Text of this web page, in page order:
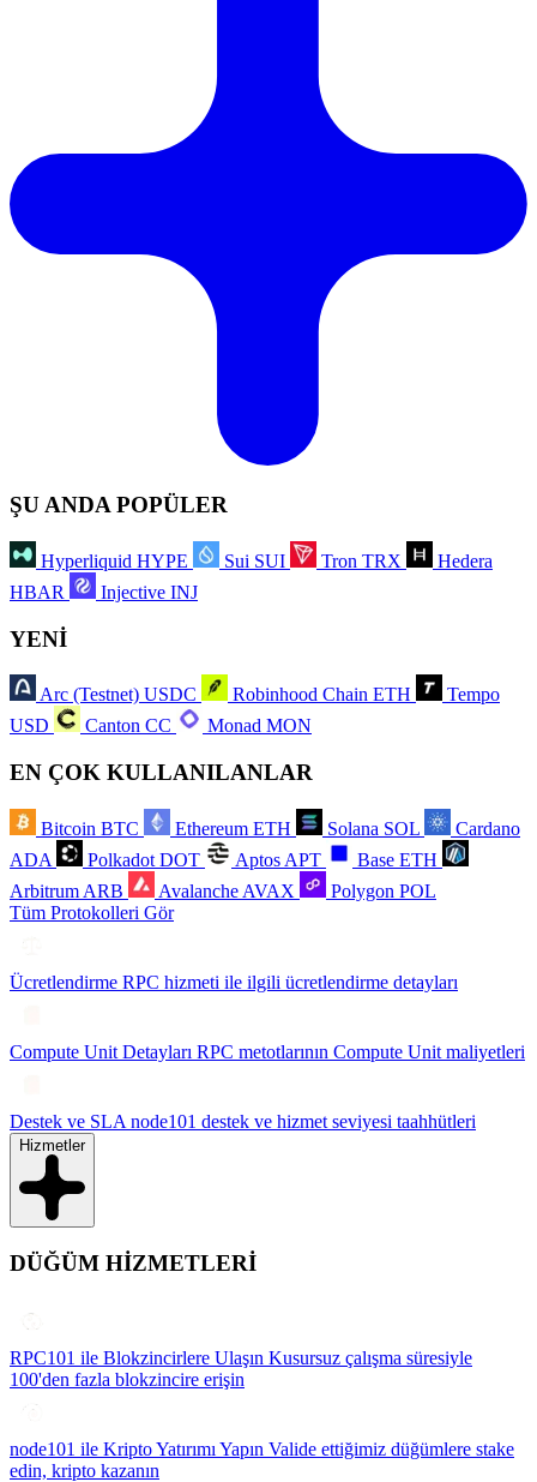
ŞU ANDA POPÜLER
Hyperliquid HYPE Sui SUI Tron TRX
Hedera
HBAR
Injective INJ
YENİ
Arc (Testnet) USDC Robinhood Chain ETH
Tempo
USD
Canton CC Monad MON
EN ÇOK KULLANILANLAR
Bitcoin BTC Ethereum ETH Solana SOL
Cardano
ADA
Polkadot DOT Aptos APT Base ETH
Arbitrum ARB Avalanche AVAX Polygon POL
Tüm Protokolleri Gör
Ücretlendirme RPC hizmeti ile ilgili ücretlendirme detayları
Compute Unit Detayları RPC metotlarının Compute Unit maliyetleri
Destek ve SLA node101 destek ve hizmet seviyesi taahhütleri
Hizmetler
DÜĞÜM HİZMETLERİ
RPC101 ile Blokzincirlere Ulaşın Kusursuz çalışma süresiyle
100'den fazla blokzincire erişin
node101 ile Kripto Yatırımı Yapın Valide ettiğimiz düğümlere stake
edin, kripto kazanın